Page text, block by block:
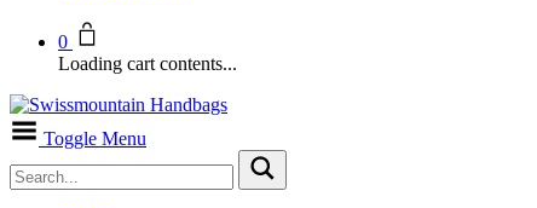
0
Loading cart contents...
Toggle Menu